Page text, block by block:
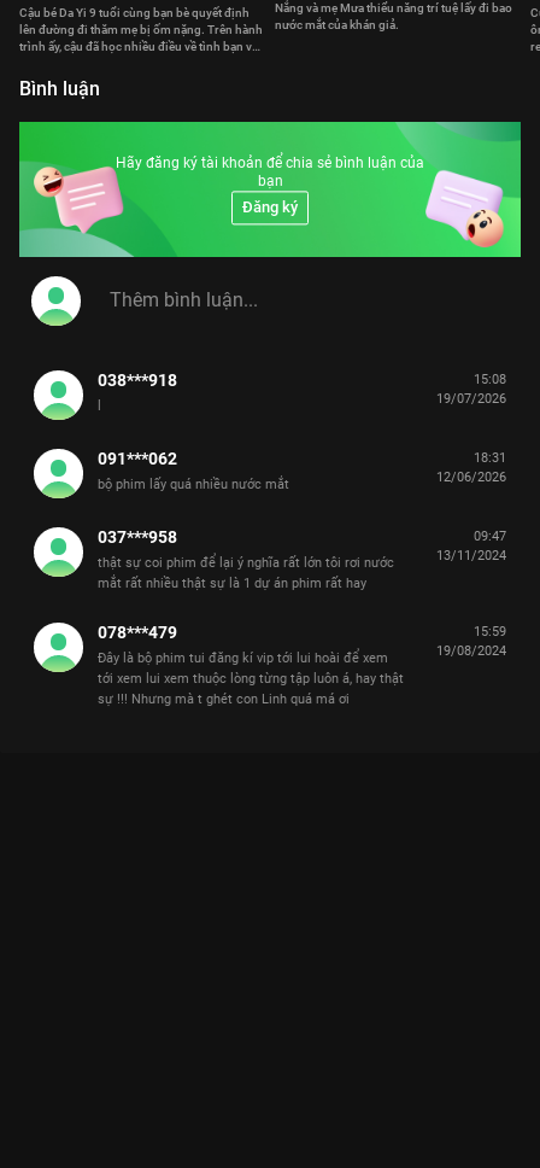
Cậu bé Da Yi 9 tuổi cùng bạn bè quyết định
lên đường đi thăm mẹ bị ốm nặng. Trên hành
trình ấy, cậu đã học nhiều điều về tình bạn và
Nắng và mẹ Mưa thiểu năng trí tuệ lấy đi bao
nước mắt của khán giả.
Bình luận
Hãy đăng ký tài khoản để chia sẻ bình luận của
bạn
Đăng ký
038***918
15:08
19/07/2026
091***062
bộ phim lấy quá nhiều nước mắt
18:31
12/06/2026
037***958
thật sự coi phim để lại ý nghĩa rất lớn tôi rơi nước
mắt rất nhiều thật sự là 1 dự án phim rất hay
09:47
13/11/2024
078***479
Đây là bộ phim tui đăng kí vip tới lui hoài để xem
tới xem lui xem thuộc lòng từng tập luôn á, hay thật
sự !!! Nhưng mà t ghét con Linh quá má ơi
15:59
19/08/2024